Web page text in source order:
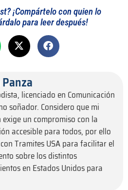
¡Compártelo con quien lo
para leer después!
licenciado en Comunicación
soñador. Considero que mi
un compromiso con la
accesible para todos, por ello
Tramites USA para facilitar el
sobre los distintos
en Estados Unidos para